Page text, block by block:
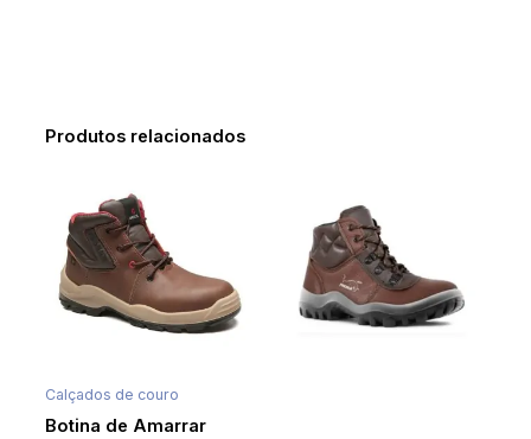
Produtos relacionados
Calçados de couro
Botina de Amarrar